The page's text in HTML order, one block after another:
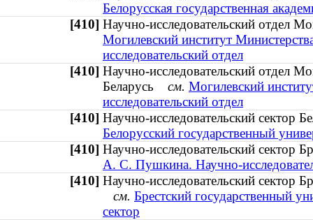
Белорусская государственная
[410] Научно-исследовательский отдел
Могилевский институт
исследовательский отдел
[410] Научно-исследовательский отдел
Беларусь см. Могилевский
исследовательский отдел
[410] Научно-исследовательский сектор
Белорусский государственный
[410] Научно-исследовательский
А. С. Пушкина. Научно-
[410] Научно-исследовательский сектор
см. Брестский государственный
сектор